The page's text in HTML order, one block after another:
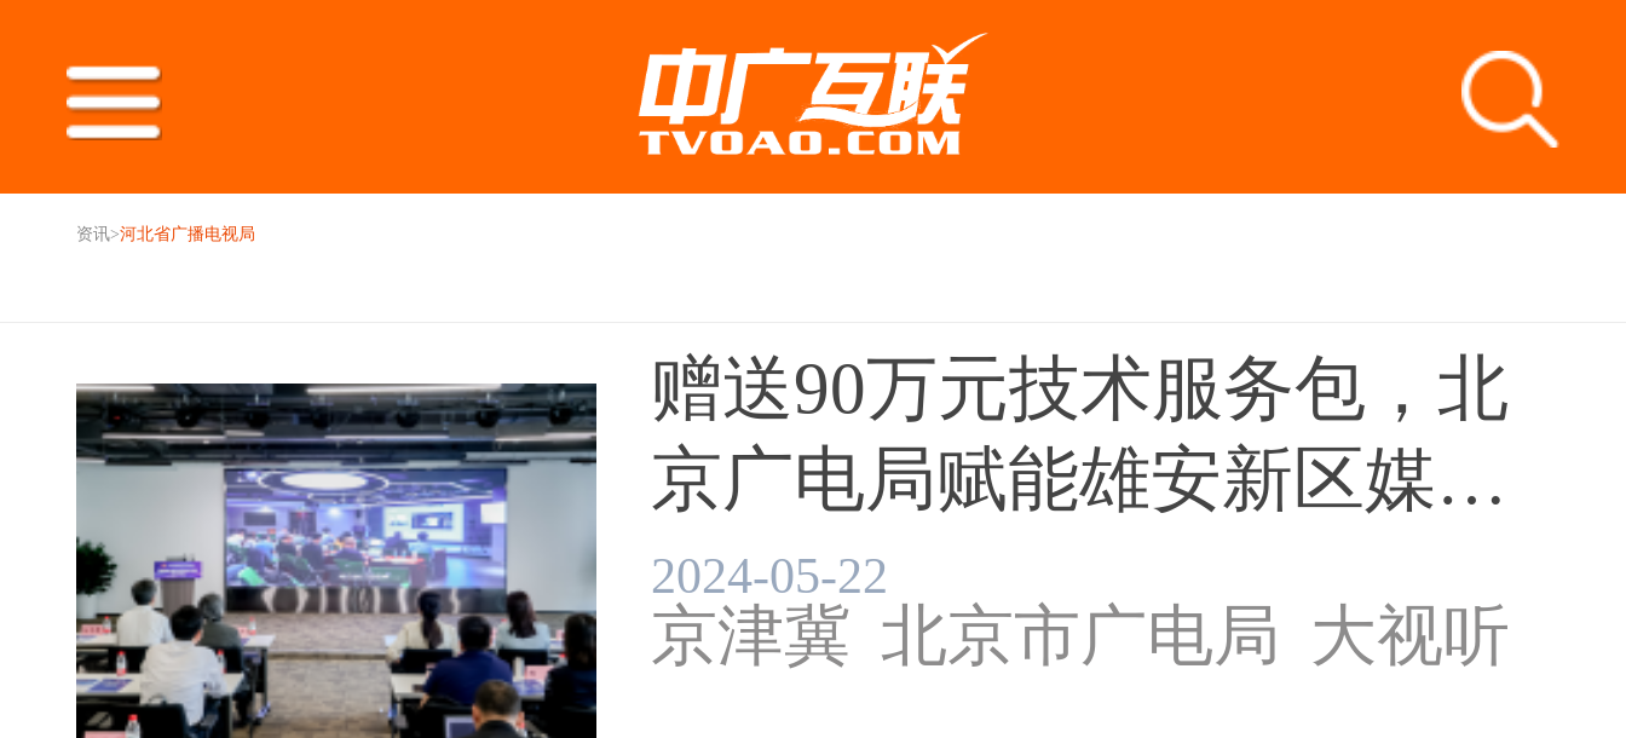
资讯>河北省广播电视局
赠送90万元技术服务包，北
京广电局赋能雄安新区媒体
发...
2024-05-22
京津冀 北京市广电局 大视听